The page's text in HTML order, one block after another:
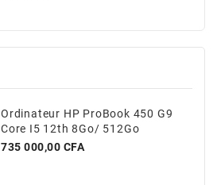
Ordinateur HP ProBook 450 G9
Core I5 12th 8Go/ 512Go
Prix
735 000,00 CFA